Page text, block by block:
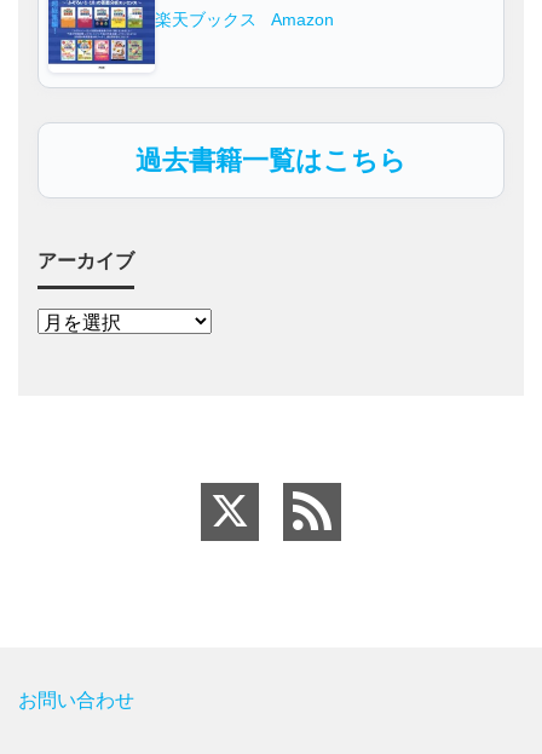
楽天ブックス Amazon
過去書籍一覧はこちら
アーカイブ
お問い合わせ